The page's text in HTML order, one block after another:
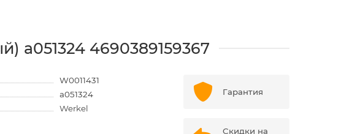
a051324 4690389159367
W0011431
a051324
Werkel
Гарантия
Скидки на